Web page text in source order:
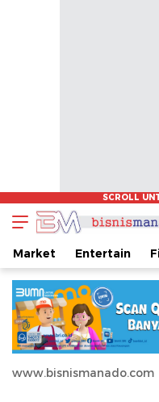
Market Entertain
www.bisnismanado.com